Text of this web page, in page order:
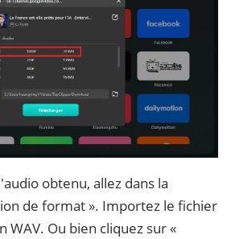
obtenu, allez dans la
de format ». Importez le fichier
WAV. Ou bien cliquez sur «